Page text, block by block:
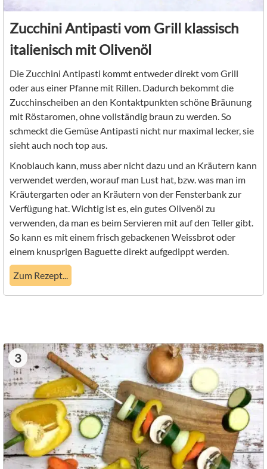
Zucchini Antipasti vom Grill klassisch
italienisch mit Olivenöl
Die Zucchini Antipasti kommt entweder direkt vom Grill
oder aus einer Pfanne mit Rillen. Dadurch bekommt die
Zucchinscheiben an den Kontaktpunkten schöne Bräunung
mit Röstaromen, ohne vollständig braun zu werden. So
schmeckt die Gemüse Antipasti nicht nur maximal lecker, sie
sieht auch noch top aus.
Knoblauch kann, muss aber nicht dazu und an Kräutern kann
verwendet werden, worauf man Lust hat, bzw. was man im
Kräutergarten oder an Kräutern von der Fensterbank zur
Verfügung hat. Wichtig ist es, ein gutes Olivenöl zu
verwenden, da man es beim Servieren mit auf den Teller gibt.
So kann es mit einem frisch gebackenen Weissbrot oder
einem knusprigen Baguette direkt aufgedippt werden.
Zum Rezept...
3